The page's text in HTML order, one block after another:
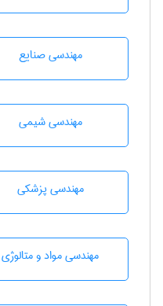
مهندسی صنايع
مهندسي شيمی
مهندسی پزشکی
مهندسی مواد و متالوژی